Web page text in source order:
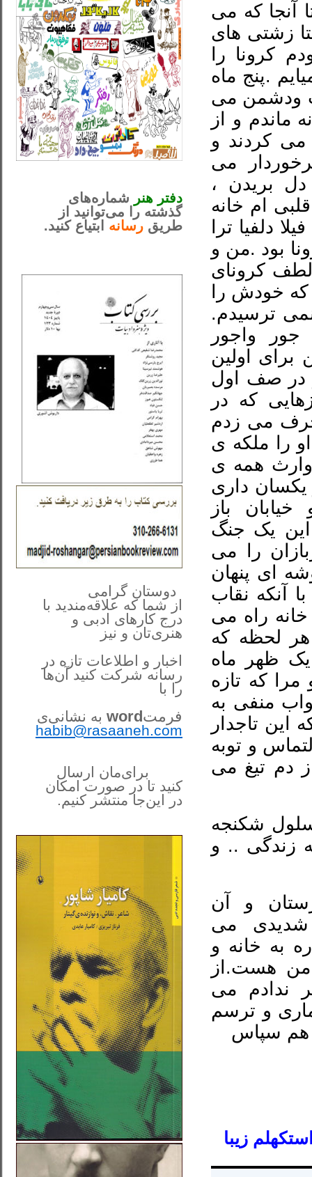
که می
زشتی های
کرونا را
.پنج ماه
ودشمن می
ماندم و از
کردند و
می
بریدن ،
ام خانه
دلفیا ترا
بود .من و
کرونای
خودش را
ترسیدم.
واجور
برای اولین
در صف اول
که در
می زدم
را ملکه ی
وارث همه ی
یکسان داری
باز
یک جنگ
را می
ای پنهان
آنکه نقاب
راه می
لحظه که
ظهر ماه
که تازه
منفی به
این تاجدار
و توبه
دم تیغ می
شکنجه
زندگی .. و
و آن
شدیدی می
به خانه و
هست.از
ندادم می
و ترسم
هم سپاس
زیبا
دفتر هنر شماره‌های
گذشته را می‌توانید از
طریق رسانه ابتیاع کنید.
دوستان گرامی
از شما که علاقه‌مندید با
درج کارهای‌ ادبی و
هنری‌تان و نیز
اخبار و اطلاعات تازه در
رسانه شرکت کنید آن‌ها
را با
فرمتword به نشانی‌ی
habib@rasaaneh.com
برای‌مان ارسال
کنید تا در صورت امکان
در این‌جامنتشر کنیم.